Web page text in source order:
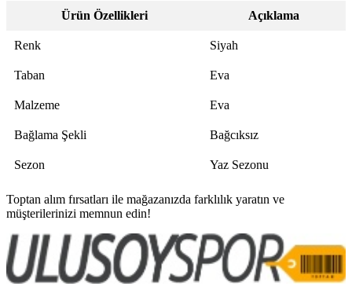
Ürün Özellikleri Açıklama
Renk Siyah
Taban Eva
Malzeme Eva
Bağlama Şekli Bağcıksız
Sezon Yaz Sezonu
Toptan alım fırsatları ile mağazanızda farklılık yaratın ve
müşterilerinizi memnun edin!